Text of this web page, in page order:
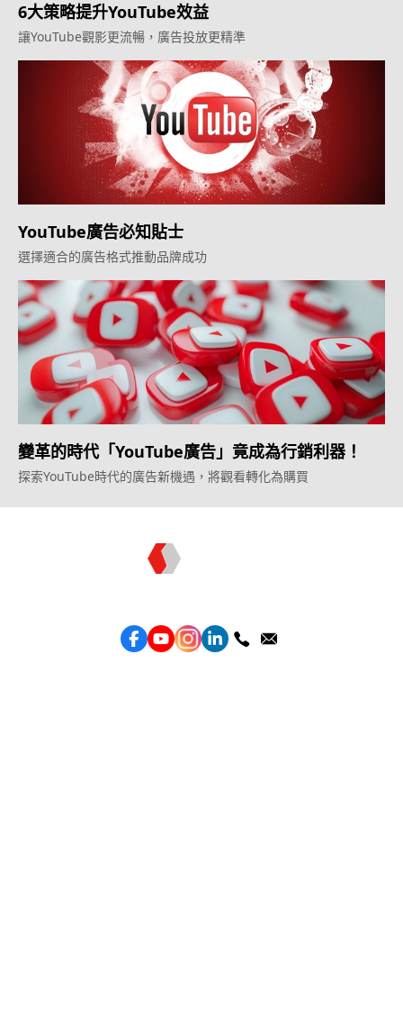
6大策略提升YouTube效益
讓YouTube觀影更流暢，廣告投放更精準
YouTube廣告必知貼士
選擇適合的廣告格式推動品牌成功
變革的時代「YouTube廣告」竟成為行銷利器！
探索YouTube時代的廣告新機遇，將觀看轉化為購買